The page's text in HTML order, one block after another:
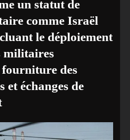
un statut de
comme Israël
le déploiement
militaires
des
et échanges de